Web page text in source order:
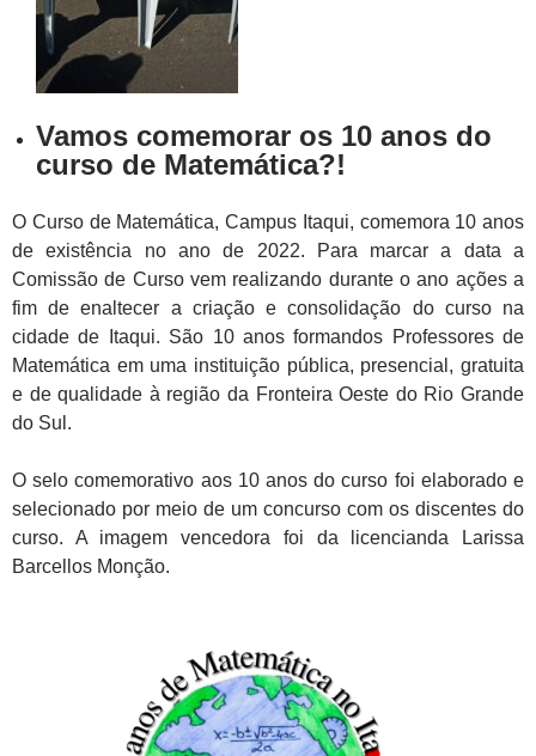
Vamos comemorar os 10 anos do
curso de Matemática?!
O Curso de Matemática, Campus Itaqui, comemora 10 anos
de existência no ano de 2022. Para marcar a data a
Comissão de Curso vem realizando durante o ano ações a
fim de enaltecer a criação e consolidação do curso na
cidade de Itaqui. São 10 anos formandos Professores de
Matemática em uma instituição pública, presencial, gratuita
e de qualidade à região da Fronteira Oeste do Rio Grande
do Sul.
O selo comemorativo aos 10 anos do curso foi elaborado e
selecionado por meio de um concurso com os discentes do
curso. A imagem vencedora foi da licencianda Larissa
Barcellos Monção.